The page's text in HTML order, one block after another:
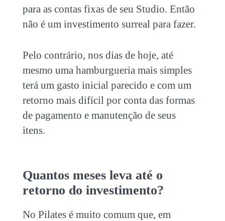
para as contas fixas de seu Studio. Então
não é um investimento surreal para fazer.
Pelo contrário, nos dias de hoje, até
mesmo uma hamburgueria mais simples
terá um gasto inicial parecido e com um
retorno mais difícil por conta das formas
de pagamento e manutenção de seus
itens.
Quantos meses leva até o
retorno do investimento?
No Pilates é muito comum que, em